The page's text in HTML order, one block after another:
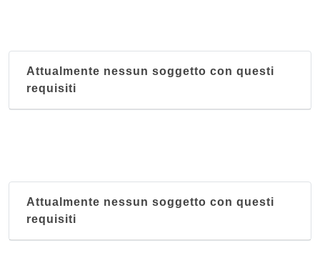
Attualmente nessun soggetto con questi
requisiti
Attualmente nessun soggetto con questi
requisiti